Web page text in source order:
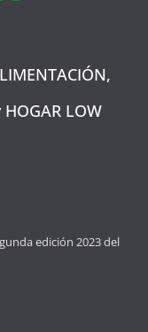
HOGAR LOW
edición 2023 del